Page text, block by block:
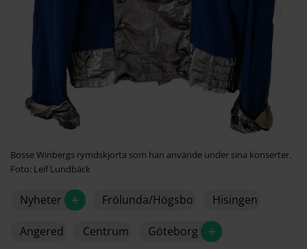
Bosse Winbergs rymdskjorta som han använde under sina konserter.
Foto: Leif Lundbäck
Nyheter + Frölunda/Högsbo Hisingen
Angered Centrum Göteborg +